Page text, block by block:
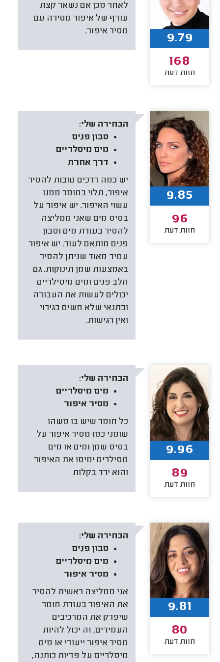
לאחר מכן אם נשאר קצת
עודף של איפור מסירה עם
מסיר איפור.
9.79
168
חוות דעת
הבחירה שלי:
סבון פנים
מים מיסלריים
דרך אחרת
יש כמה דרכים טובות להסיר
איפור, תלוי בחומר ממנו
עשוי האיפור. יש איפור על
בסיס מים שאני ממליצה
להסיר בעזרת מים וסבון
פנים מותאם לעור. יש איפור
עמיד מאוד שניתן להסיר
באמצעות שמן תינוקות. גם
חלב פנים ומים מיסילריים
יכולים לעשות את העבודה
ובתנאי שלא חשים בגירוי
ואין רגישות.
9.85
96
חוות דעת
הבחירה שלי:
מים מיסלריים
מסיר איפור
כל חומר שיש בו משהו
שומני כמו מסיר איפור על
בסיס שמן ומים או מים
מסילרים ימיסו את האיפור
והוא ירד בקלות
9.96
89
חוות דעת
הבחירה שלי:
סבון פנים
מים מיסלריים
מסיר איפור
אני ממליצה ראשית להסיר
את האיפור בעזרת חומר
שיפרק את המרכיבים
העמידים, זה יכול להיות
מסיר איפור ייעודי או מים
מיסלריים על פדיות כותנה,
9.81
80
חוות דעת